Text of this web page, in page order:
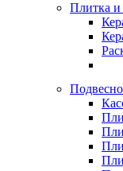
Плитка и